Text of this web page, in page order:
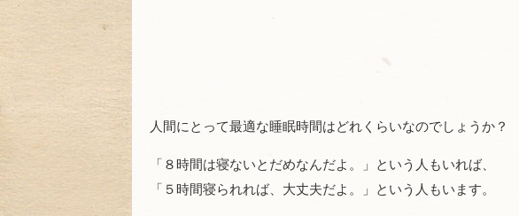
人間にとって最適な睡眠時間はどれくらいなのでしょうか？
「８時間は寝ないとだめなんだよ。」という人もいれば、
「５時間寝られれば、大丈夫だよ。」という人もいます。